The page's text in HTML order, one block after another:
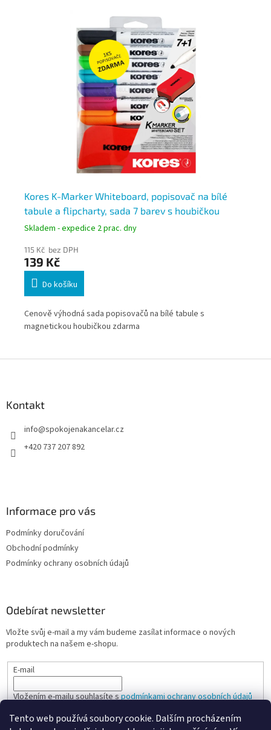
Tento web používá soubory cookie. Dalším procházením
Kores K-Marker Whiteboard, popisovač na bílé
tabule a flipcharty, sada 7 barev s houbičkou
Skladem - expedice 2 prac. dny
115 Kč bez DPH
139 Kč
Do košíku
Cenově výhodná sada popisovačů na bílé tabule s
magnetickou houbičkou zdarma
Kontakt
info@spokojenakancelar.cz
+420 737 207 892
Informace pro vás
Podmínky doručování
Obchodní podmínky
Podmínky ochrany osobních údajů
Odebírat newsletter
Vložte svůj e-mail a my vám budeme zasílat informace o nových
produktech na našem e-shopu.
E-mail
Vložením e-mailu souhlasíte spodmínkami ochrany osobních údajů
PŘIHLÁSIT SE